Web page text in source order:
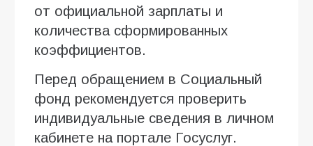
от официальной зарплаты и
количества сформированных
коэффициентов.
Перед обращением в Социальный
фонд рекомендуется проверить
индивидуальные сведения в личном
кабинете на портале Госуслуг.